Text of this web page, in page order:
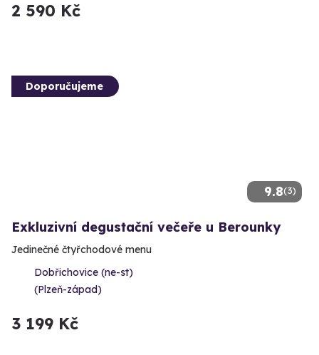
2 590 Kč
9.8(3)
Doporučujeme
Exkluzivní degustační večeře u Berounky
Jedinečné čtyřchodové menu
Dobřichovice (ne-st)
(Plzeň-západ)
3 199 Kč